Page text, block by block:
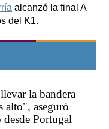
alcanzó la final A
del K1.
la bandera
alto", aseguró
Portugal